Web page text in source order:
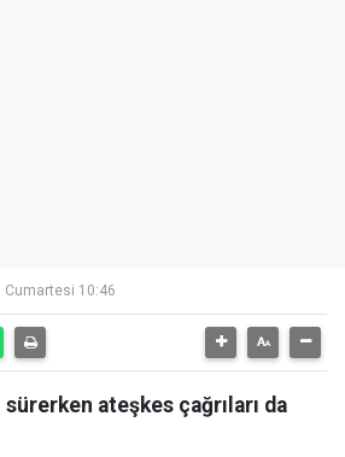
Cumartesi 10:46
ateşkes çağrıları da